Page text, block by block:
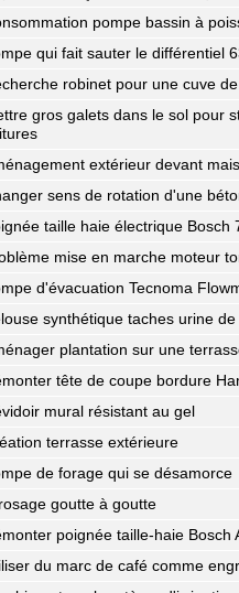
pompe bassin à
qui fait sauter le différentiel
robinet pour une cuve de
gros galets dans le sol pour
extérieur devant
sens de rotation d'une
taille haie électrique Bosch
mise en marche moteur
d'évacuation Tecnoma
synthétique taches urine de
plantation sur une
tête de coupe bordure
mural résistant au gel
terrasse extérieure
de forage qui se désamorce
goutte à goutte
poignée taille-haie Bosch
du marc de café comme